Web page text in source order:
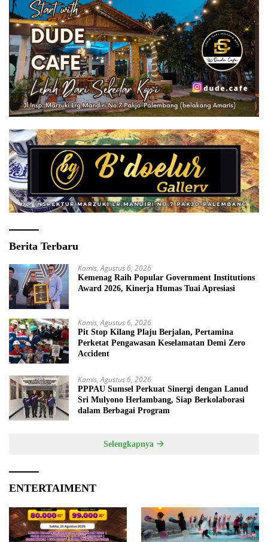
Berita Terbaru
Kamis, Agustus 6, 2026
Kemenag Raih Popular Government Institutions
Award 2026, Kinerja Humas Tuai Apresiasi
Kamis, Agustus 6, 2026
Pit Stop Kilang Plaju Berjalan, Pertamina
Perketat Pengawasan Keselamatan Demi Zero
Accident
Kamis, Agustus 6, 2026
PPPAU Sumsel Perkuat Sinergi dengan Lanud
Sri Mulyono Herlambang, Siap Berkolaborasi
dalam Berbagai Program
Selengkapnya
ENTERTAIMENT